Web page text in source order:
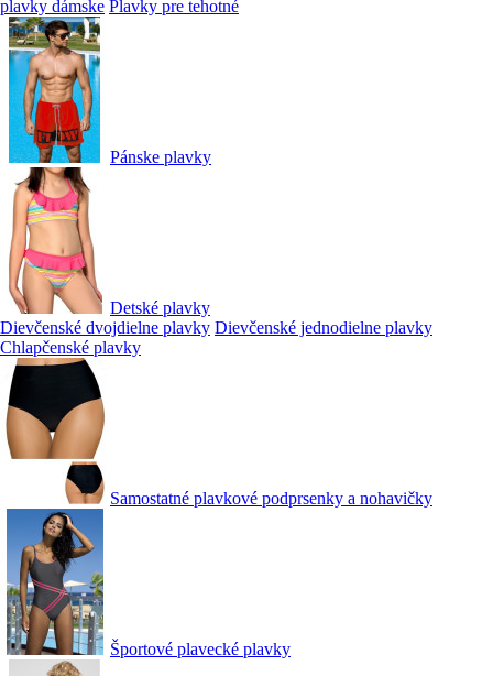
plavky dámske Plavky pre tehotné
Pánske plavky
Detské plavky
Dievčenské dvojdielne plavky Dievčenské jednodielne plavky
Chlapčenské plavky
Samostatné plavkové podprsenky a nohavičky
Športové plavecké plavky